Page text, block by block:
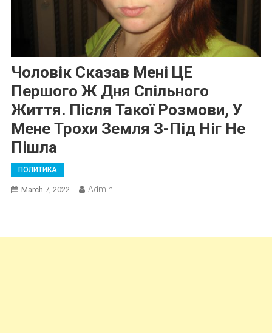
Чоловік Сказав Мені ЦЕ
Першого Ж Дня Спільного
Життя. Після Такої Розмови, У
Мене Трохи Земля З-Під Ніг Не
Пішла
ПОЛИТИКА
March 7, 2022 Admin